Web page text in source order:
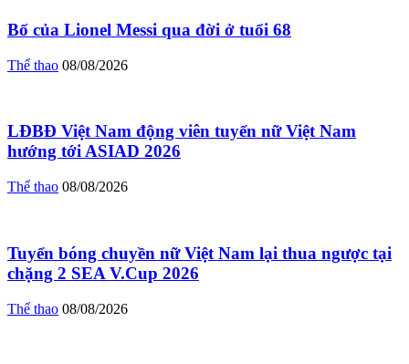
Bố của Lionel Messi qua đời ở tuổi 68
Thể thao 08/08/2026
LĐBĐ Việt Nam động viên tuyển nữ Việt Nam
hướng tới ASIAD 2026
Thể thao 08/08/2026
Tuyển bóng chuyền nữ Việt Nam lại thua ngược tại
chặng 2 SEA V.Cup 2026
Thể thao 08/08/2026